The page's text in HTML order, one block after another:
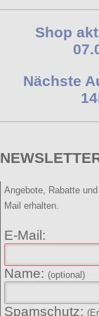
Shop
Nächste
Angebote, Rabatte
Mail erhalten.
E-Mail:
Name: (optional)
Spamschutz: